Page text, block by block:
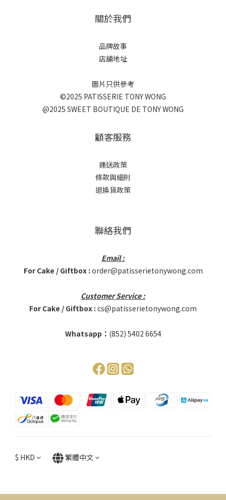
關於我們
品牌故事
店舖地址
圖片只供參考
©2025 PATISSERIE TONY WONG
@2025 SWEET BOUTIQUE DE TONY WONG
顧客服務
運送政策
條款與細則
退換貨政策
聯絡我們
Email :
For Cake / Giftbox : order@patisserietonywong.com
Customer Service :
For Cake / Giftbox : cs@patisserietonywong.com
Whatsapp： (852) 5402 6654
$ HKD 繁體中文